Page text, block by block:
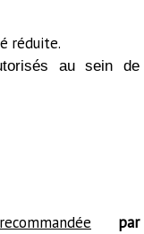
réduite.
au sein de
recommandée par